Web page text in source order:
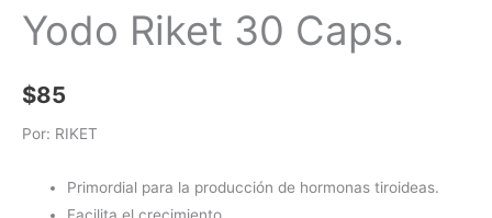
Yodo Riket 30 Caps.
$85
Por: RIKET
Primordial para la producción de hormonas tiroideas.